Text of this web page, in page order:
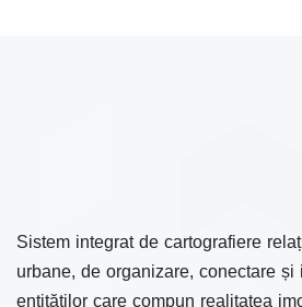
Sistem integrat de cartografiere
urbane, de organizare, conectare și
entităților care compun realitatea